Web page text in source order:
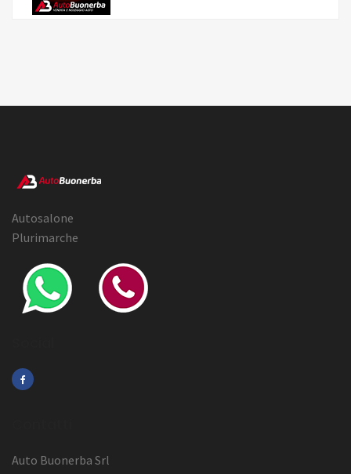
Autosalone
Plurimarche
Auto Buonerba Srl